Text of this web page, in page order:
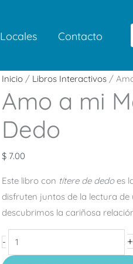
Locales Contacto
Inicio / Libros Interactivos /
Amo a mi
Dedo
$ 7.00
Este libro con títere de dedoes
disfruten juntos de la lectura
descubrimos la cariñosa
-
Amo
a
mi
Mamá
–
Títere
cantidad
+